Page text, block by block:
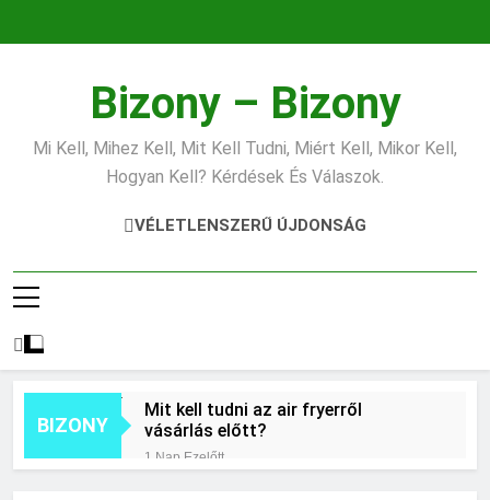
Bizony – Bizony
Mi Kell, Mihez Kell, Mit Kell Tudni, Miért Kell, Mikor Kell,
Hogyan Kell? Kérdések És Válaszok.
VÉLETLENSZERŰ ÚJDONSÁG
BIZONY
Mit kell tudni az air fryerről
vásárlás előtt?
1 Nap Ezelőtt